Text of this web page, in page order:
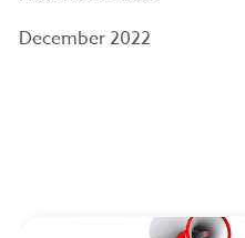
December 2022